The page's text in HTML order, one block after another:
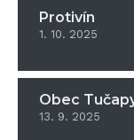
Protivín
1. 10. 2025
Obec
13. 9. 2025